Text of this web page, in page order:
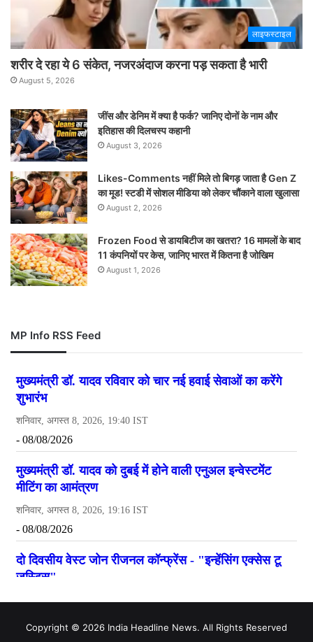
लाइफस्टाइल
शरीर दे रहा ये 6 संकेत, नजरअंदाज करना पड़ सकता है भारी
August 5, 2026
जींस और डेनिम में क्या है फर्क? जानिए दोनों के नाम और
इतिहास की दिलचस्प कहानी
August 3, 2026
Likes-Comments नहीं मिले तो बिगड़ जाता है Gen Z
का मूड! स्टडी में सोशल मीडिया को लेकर चौंकाने वाला खुलासा
August 2, 2026
Frozen Food से डायबिटीज का खतरा? 16 मामलों के बाद
11 कंपनियों पर केस, जानिए भारत में कितना है जोखिम
August 1, 2026
MP Info RSS Feed
Copyright © 2026 India Headline News. All Rights Reserved